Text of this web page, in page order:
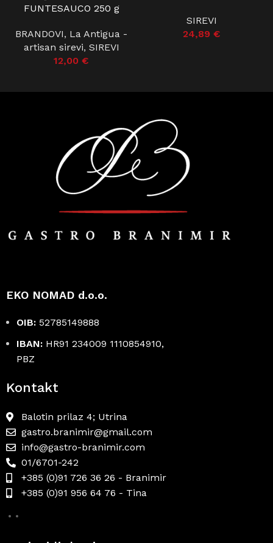
FUNTESAUCO 250 g
BRANDOVI, La Antigua -
artisan sirevi, SIREVI
12,00 €
SIREVI
24,89 €
EKO NOMAD d.o.o.
OIB: 52785149888
IBAN: HR91 234009 1110854910,
PBZ
Kontakt
Balotin prilaz 4; Utrina
gastro.branimir@gmail.com
info@gastro-branimir.com
01/6701-242
+385 (0)91 726 36 26 - Branimir
+385 (0)91 956 64 76 - Tina